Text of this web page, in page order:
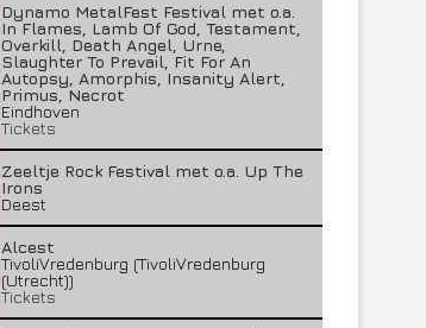
Dynamo MetalFest Festival met o.a.
In Flames, Lamb Of God, Testament,
Overkill, Death Angel, Urne,
Slaughter To Prevail, Fit For An
Autopsy, Amorphis, Insanity Alert,
Primus, Necrot
Eindhoven
Tickets
Zeeltje Rock Festival met o.a. Up The
Irons
Deest
Alcest
TivoliVredenburg (TivoliVredenburg
(Utrecht))
Tickets